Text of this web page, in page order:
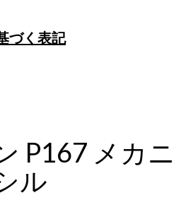
づく表記
P167 メカニ
ル